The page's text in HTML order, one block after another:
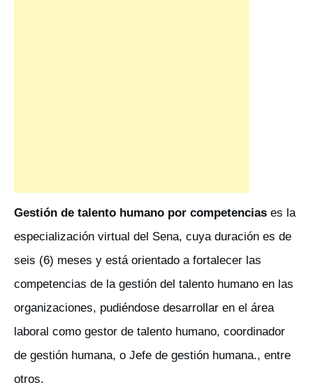
Gestión de talento humano por competencias es la
especialización virtual del Sena, cuya duración es de
seis (6) meses y está orientado a fortalecer las
competencias de la gestión del talento humano en las
organizaciones, pudiéndose desarrollar en el área
laboral como gestor de talento humano, coordinador
de gestión humana, o Jefe de gestión humana., entre
otros.